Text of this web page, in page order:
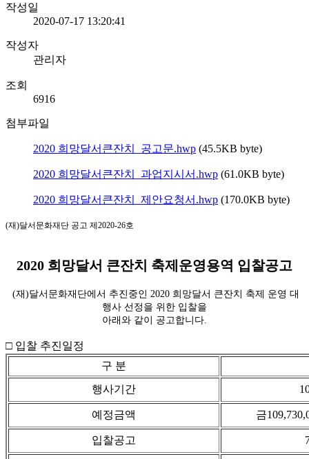
작성일
2020-07-17 13:20:41
작성자
관리자
조회
6916
첨부파일
2020 희망달서큰잔치_공고문.hwp (45.5KB byte)
2020 희망달서큰잔치_과업지시서.hwp (61.0KB byte)
2020 희망달서큰잔치_제안요청서.hwp (170.0KB byte)
(재)달서문화재단 공고 제2020-26호
2020 희망달서 큰잔치 축제운영용역 입찰공고
(재)달서문화재단에서 추진중인 2020 희망달서 큰잔치 축제 운영 대
행사 선정을 위한 입찰을
아래와 같이 공고합니다.
□ 입찰 추진일정
구 분
행사기간
예정금액 금
입찰공고